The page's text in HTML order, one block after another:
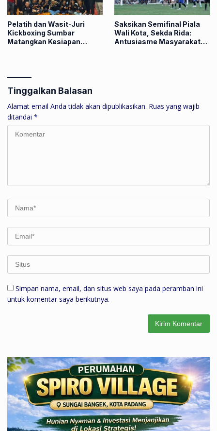
Pelatih dan Wasit-Juri
Kickboxing Sumbar
Matangkan Kesiapan
Saksikan Semifinal Piala
Wali Kota, Sekda Rida:
Antusiasme Masyarakat
Tinggalkan Balasan
Alamat email Anda tidak akan dipublikasikan. Ruas yang wajib
ditandai *
Simpan nama, email, dan situs web saya pada peramban ini
untuk komentar saya berikutnya.